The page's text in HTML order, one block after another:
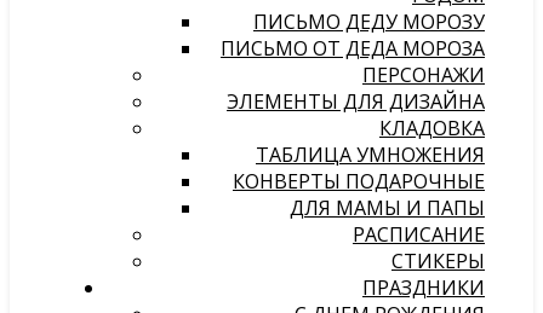
ПИСЬМО ДЕДУ МОРОЗУ
ПИСЬМО ОТ ДЕДА МОРОЗА
ПЕРСОНАЖИ
ЭЛЕМЕНТЫ ДЛЯ ДИЗАЙНА
КЛАДОВКА
ТАБЛИЦА УМНОЖЕНИЯ
КОНВЕРТЫ ПОДАРОЧНЫЕ
ДЛЯ МАМЫ И ПАПЫ
РАСПИСАНИЕ
СТИКЕРЫ
ПРАЗДНИКИ